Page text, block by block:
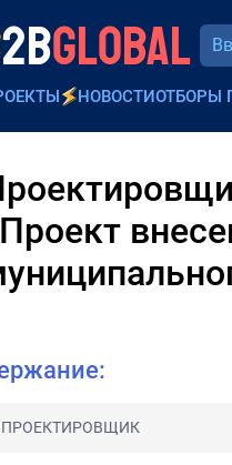
GLOBAL
НОВОСТИОТБОРЫ
ПРОЕКТИРОВЩИК